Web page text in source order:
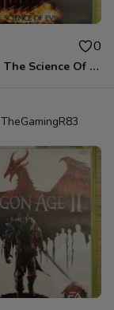
0
Hellboy - The Science Of Evil Xbox 360
TheGamingR83